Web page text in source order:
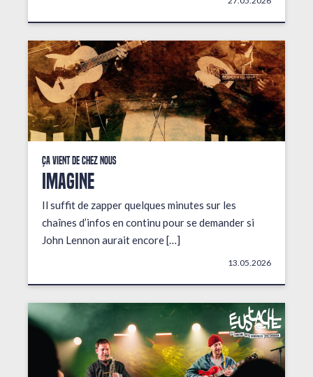
Ça vient de chez nous
IMAGINE
Il suffit de zapper quelques minutes sur les
chaînes d’infos en continu pour se demander si
John Lennon aurait encore […]
13.05.2026